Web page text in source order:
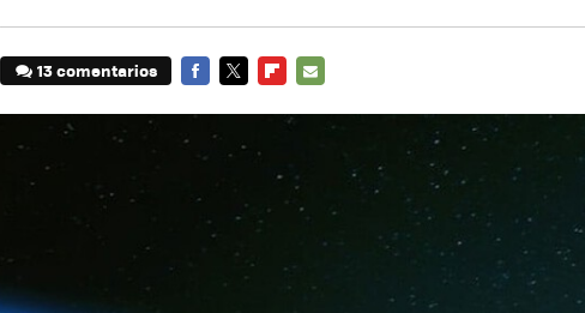
13 comentarios